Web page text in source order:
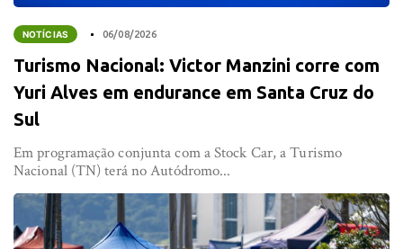
NOTÍCIAS 06/08/2026
Turismo Nacional: Victor Manzini corre com
Yuri Alves em endurance em Santa Cruz do
Sul
Em programação conjunta com a Stock Car, a Turismo
Nacional (TN) terá no Autódromo...